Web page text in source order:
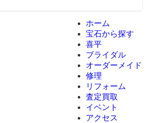
ホーム
宝石から探す
喜平
ブライダル
オーダーメイド
修理
リフォーム
査定買取
イベント
アクセス